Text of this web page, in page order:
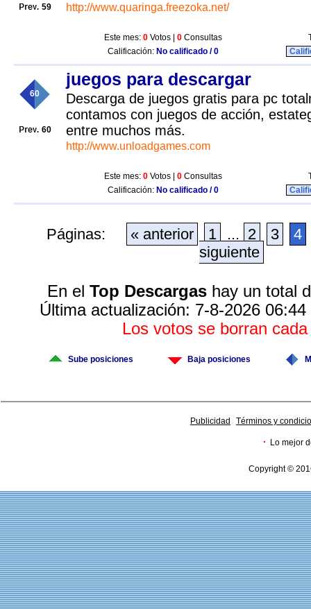
59 http://www.quaringa.freezoka.net/
Este mes: 0 Votos | 0 Consultas
Calificación: No calificado / 0
60
60
juegos para descargar
Descarga de juegos gratis para pc
contamos con juegos de acción,
entre muchos más.
http://www.unloadgames.com
Este mes: 0 Votos | 0 Consultas
Calificación: No calificado / 0
Páginas: « anterior 1 ... 2 3
4
siguiente
En el Top Descargas hay un total
Última actualización: 7-8-2026
Los votos se borran
Sube posiciones Baja posiciones
Publicidad Términos y
· Lo mejor
Copyright ©